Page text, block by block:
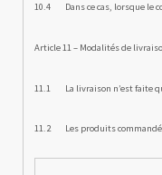
10.4 Dans ce cas, lorsque le
Article 11 – Modalités de
11.1 La livraison n’est faite
11.2 Les produits